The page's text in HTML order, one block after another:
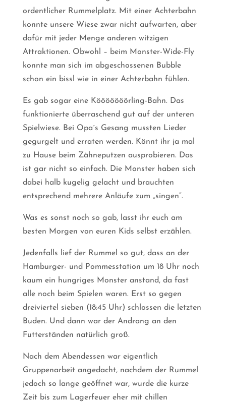
ordentlicher Rummelplatz. Mit einer Achterbahn
konnte unsere Wiese zwar nicht aufwarten, aber
dafür mit jeder Menge anderen witzigen
Attraktionen. Obwohl – beim Monster-Wide-Fly
konnte man sich im abgeschossenen Bubble
schon ein bissl wie in einer Achterbahn fühlen.
Es gab sogar eine Kööööööörling-Bahn. Das
funktionierte überraschend gut auf der unteren
Spielwiese. Bei Opa´s Gesang mussten Lieder
gegurgelt und erraten werden. Könnt ihr ja mal
zu Hause beim Zähneputzen ausprobieren. Das
ist gar nicht so einfach. Die Monster haben sich
dabei halb kugelig gelacht und brauchten
entsprechend mehrere Anläufe zum „singen“.
Was es sonst noch so gab, lasst ihr euch am
besten Morgen von euren Kids selbst erzählen.
Jedenfalls lief der Rummel so gut, dass an der
Hamburger- und Pommesstation um 18 Uhr noch
kaum ein hungriges Monster anstand, da fast
alle noch beim Spielen waren. Erst so gegen
dreiviertel sieben (18:45 Uhr) schlossen die letzten
Buden. Und dann war der Andrang an den
Futterständen natürlich groß.
Nach dem Abendessen war eigentlich
Gruppenarbeit angedacht, nachdem der Rummel
jedoch so lange geöffnet war, wurde die kurze
Zeit bis zum Lagerfeuer eher mit chillen